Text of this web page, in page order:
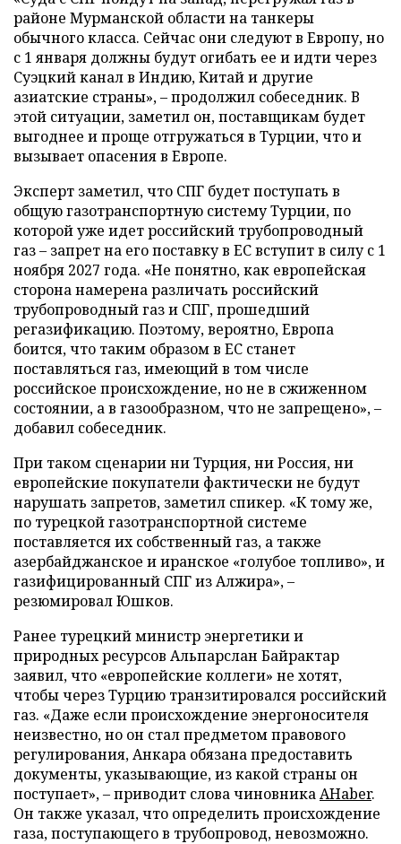
районе Мурманской области на танкеры
обычного класса. Сейчас они следуют в Европу, но
с 1 января должны будут огибать ее и идти через
Суэцкий канал в Индию, Китай и другие
азиатские страны», – продолжил собеседник. В
этой ситуации, заметил он, поставщикам будет
выгоднее и проще отгружаться в Турции, что и
вызывает опасения в Европе.
Эксперт заметил, что СПГ будет поступать в
общую газотранспортную систему Турции, по
которой уже идет российский трубопроводный
газ – запрет на его поставку в ЕС вступит в силу с 1
ноября 2027 года. «Не понятно, как европейская
сторона намерена различать российский
трубопроводный газ и СПГ, прошедший
регазификацию. Поэтому, вероятно, Европа
боится, что таким образом в ЕС станет
поставляться газ, имеющий в том числе
российское происхождение, но не в сжиженном
состоянии, а в газообразном, что не запрещено», –
добавил собеседник.
При таком сценарии ни Турция, ни Россия, ни
европейские покупатели фактически не будут
нарушать запретов, заметил спикер. «К тому же,
по турецкой газотранспортной системе
поставляется их собственный газ, а также
азербайджанское и иранское «голубое топливо», и
газифицированный СПГ из Алжира», –
резюмировал Юшков.
Ранее турецкий министр энергетики и
природных ресурсов Альпарслан Байрактар
заявил, что «европейские коллеги» не хотят,
чтобы через Турцию транзитировался российский
газ. «Даже если происхождение энергоносителя
неизвестно, но он стал предметом правового
регулирования, Анкара обязана предоставить
документы, указывающие, из какой страны он
поступает», – приводит слова чиновникаAHaber.
Он также указал, что определить происхождение
газа, поступающего в трубопровод, невозможно.